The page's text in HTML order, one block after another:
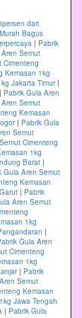
dari
Bagus
| Pabrik
Semut
Cimenteng
Kemasan 1kg
Jakarta Timur|
| Pabrik Gula Aren
Semut
Kemasan
| Pabrik Gula
Semut
Cimenteng
1kg
Barat |
Gula Aren Semut
Kemasan
| Pabrik
Aren Semut
1kg
|
Gula Aren
Cimenteng
1kg
| Pabrik
Semut
Kemasan
Jawa Tengah
| Pabrik Gula